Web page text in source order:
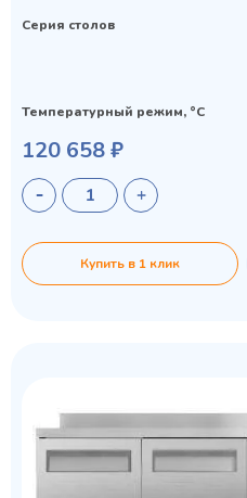
Серия столов
Температурный режим, °C
120 658 ₽
Купить в 1 клик